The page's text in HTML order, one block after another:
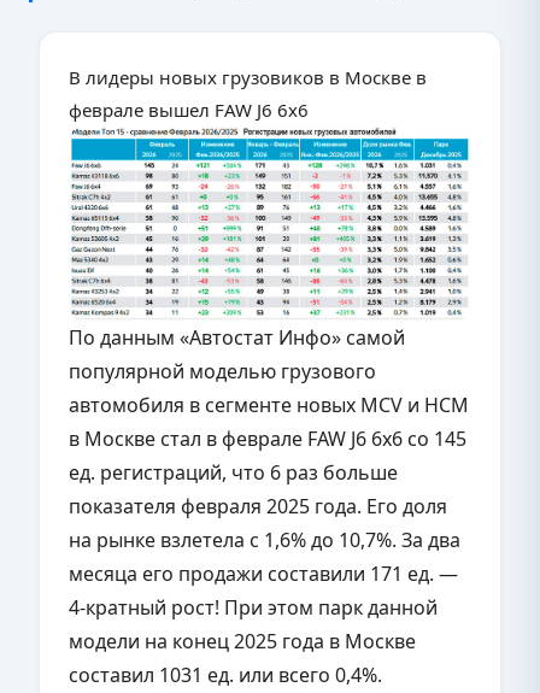
В лидеры новых грузовиков в Москве в
феврале вышел FAW J6 6x6
По данным «Автостат Инфо» самой
популярной моделью грузового
автомобиля в сегменте новых MCV и НСМ
в Москве стал в феврале FAW J6 6x6 со 145
ед. регистраций, что 6 раз больше
показателя февраля 2025 года. Его доля
на рынке взлетела с 1,6% до 10,7%. За два
месяца его продажи составили 171 ед. —
4-кратный рост! При этом парк данной
модели на конец 2025 года в Москве
составил 1031 ед. или всего 0,4%.